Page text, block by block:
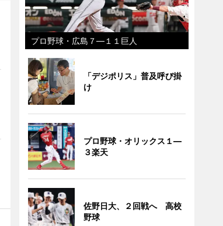
プロ野球・広島７―１１巨人
「デジポリス」普及呼び掛
け
プロ野球・オリックス１―
３楽天
佐野日大、２回戦へ 高校
野球